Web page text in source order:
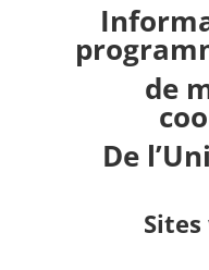
de
De